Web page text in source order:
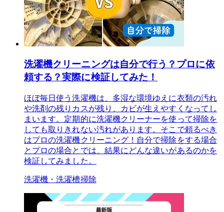
洗濯機クリーニングは自分で行う？プロに依
頼する？実際に検証してみた！
ほぼ毎日使う洗濯機は、多湿な環境ゆえに衣類の汚れ
や洗剤の残りカスが残り、カビが生えやすくなってし
まいます。定期的に洗濯機クリーナーを使って掃除を
しても取りきれない汚れがあります。そこで頼るべき
はプロの洗濯機クリーニング！自分で掃除をする場合
とプロの場合とでは、結果にどんな違いがあるのかを
検証してみました。
洗濯機・洗濯槽掃除